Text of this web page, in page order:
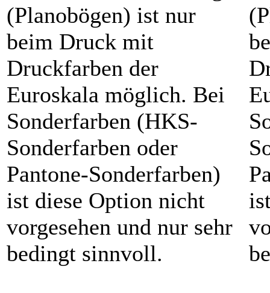
(Planobögen) ist nur
beim Druck mit
Druckfarben der
Euroskala möglich. Bei
Sonderfarben (HKS-
Sonderfarben oder
Pantone-Sonderfarben)
ist diese Option nicht
vorgesehen und nur sehr
bedingt sinnvoll.